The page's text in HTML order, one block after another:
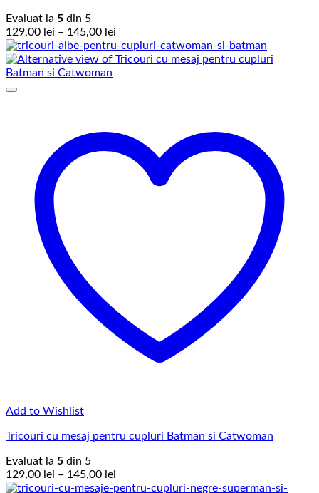
Evaluat la 5 din 5
129,00 lei – 145,00 lei
de
prețuri:
Add to Wishlist
Tricouri cu mesaj pentru cupluri Batman si Catwoman
Evaluat la 5 din 5
129,00 lei – 145,00 lei
de